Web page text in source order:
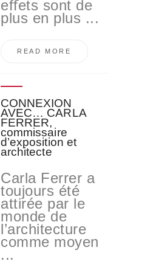
effets sont de
plus en plus ...
READ MORE
CONNEXION
AVEC… CARLA
FERRER,
commissaire
d’exposition et
architecte
Carla Ferrer a
toujours été
attirée par le
monde de
l’architecture
comme moyen
...